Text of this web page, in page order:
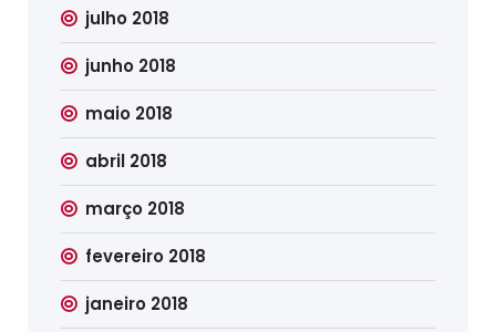
julho 2018
junho 2018
maio 2018
abril 2018
março 2018
fevereiro 2018
janeiro 2018